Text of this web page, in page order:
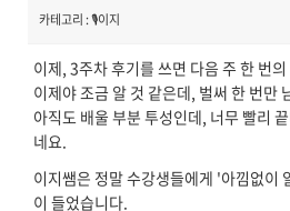
카테고리 : 🎙️이지
이제, 3주차 후기를 쓰면 다음 주 한 번
이제야 조금 알 것 같은데, 벌써 한 번만
아직도 배울 부분 투성인데, 너무 빨리
네요.
이지쌤은 정말 수강생들에게 '아낌없이
이 들었습니다.